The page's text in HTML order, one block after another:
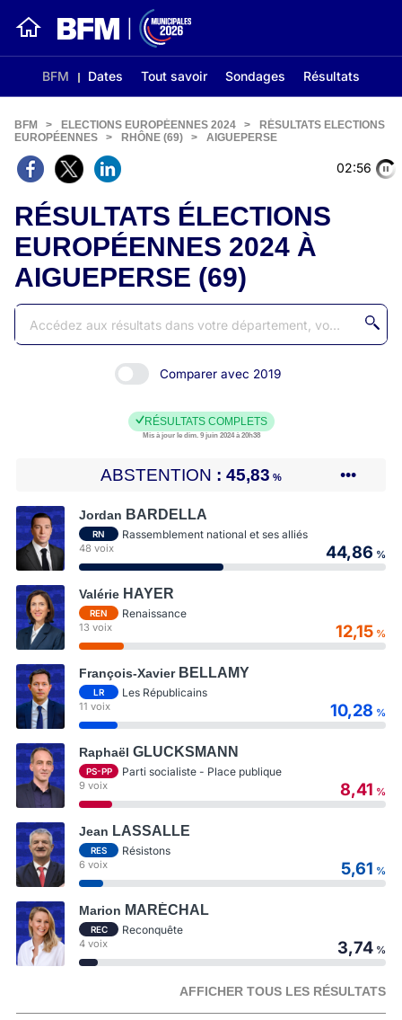
BFM Dates Tout savoir Sondages Résultats
02:56
BFM > ELECTIONS EUROPÉENNES 2024 >
RÉSULTATS ELECTIONS
EUROPÉENNES
> RHÔNE (69) > AIGUEPERSE
RÉSULTATS ÉLECTIONS
EUROPÉENNES 2024 À
AIGUEPERSE (69)
Comparer avec 2019
RÉSULTATS COMPLETS
Mis à jour le dim. 9 juin 2024 à 20h38
ABSTENTION 45,83 % •••
Jordan BARDELLA
RN Rassemblement national et ses alliés
48 voix 44,86 %
Valérie HAYER
REN Renaissance
13 voix 12,15 %
François-Xavier BELLAMY
LR Les Républicains
11 voix 10,28 %
Raphaël GLUCKSMANN
PS-PP Parti socialiste - Place publique
9 voix 8,41 %
Jean LASSALLE
RES Résistons
6 voix 5,61 %
Marion MARÉCHAL
REC Reconquête
4 voix 3,74 %
AFFICHER TOUS LES RÉSULTATS